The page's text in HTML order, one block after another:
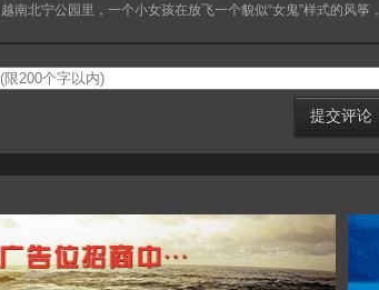
越南北宁公园里，一个小女孩在放飞一个貌似“女鬼”样式的风筝，